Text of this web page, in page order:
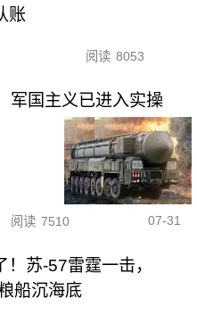
账
阅读 8053
军国主义已进入实操
阅读 7510 07-31
！苏-57雷霆一击，
船沉海底